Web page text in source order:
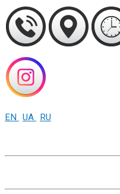
EN UA RU